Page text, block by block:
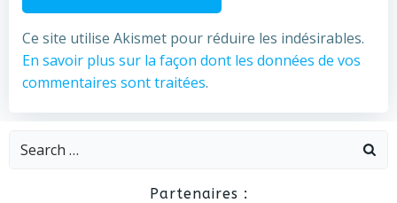
Ce site utilise Akismet pour réduire les indésirables.
En savoir plus sur la façon dont les données de vos
commentaires sont traitées.
Search
Partenaires :